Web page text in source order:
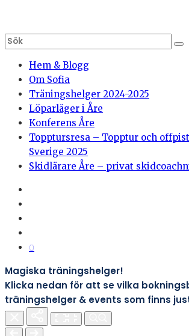
Hem & Blogg
Om Sofia
Träningshelger 2024-2025
Löparläger i Åre
Konferens Åre
Topptursresa – Topptur och
Sverige 2025
Skidlärare Åre – privat
0
Magiska träningshelger!
Klicka nedan för att se vilka
träningshelger & events som finns